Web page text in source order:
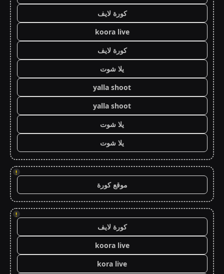
كورة لايف
koora live
كورة لايف
يلا شوت
yalla shoot
yalla shoot
يلا شوت
يلا شوت
!
موقع كورة
!
كورة لايف
koora live
kora live